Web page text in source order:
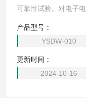
可靠性试验。对电子
化的情况下，检验其各
产品型号：
YSDW-010
更新时间：
2024-10-16